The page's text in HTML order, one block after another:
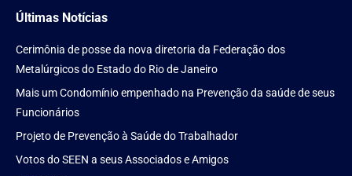
Últimas Notícias
Cerimônia de posse da nova diretoria da Federação dos
Metalúrgicos do Estado do Rio de Janeiro
Mais um Condomínio empenhado na Prevenção da saúde de seus
Funcionários
Projeto de Prevenção à Saúde do Trabalhador
Votos do SEEN a seus Associados e Amigos